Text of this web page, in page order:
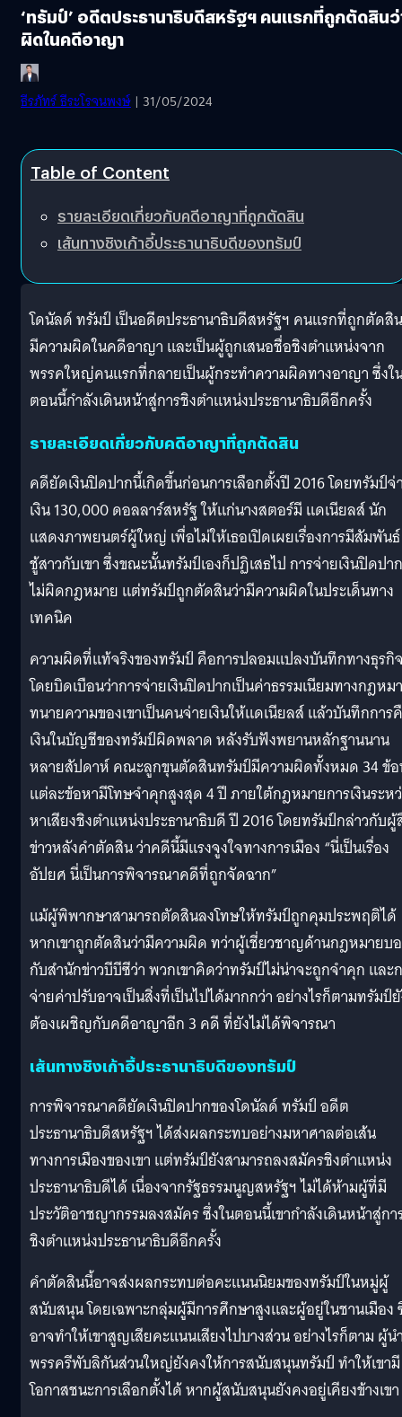
‘ทรัมป์’ อดีตประธานาธิบดีสหรัฐฯ คนแรกที่ถูกตัดสินว่
ผิดในคดีอาญา
ธีรภัทร์ ธีระโรจนพงษ์ | 31/05/2024
Table of Content
รายละเอียดเกี่ยวกับคดีอาญาที่ถูกตัดสิน
เส้นทางชิงเก้าอี้ประธานาธิบดีของทรัมป์
โดนัลด์ ทรัมป์ เป็นอดีตประธานาธิบดีสหรัฐฯ คนแรกที่ถูกตัดสิ
มีความผิดในคดีอาญา และเป็นผู้ถูกเสนอชื่อชิงตำแหน่งจาก
พรรคใหญ่คนแรกที่กลายเป็นผู้กระทำความผิดทางอาญา ซึ่งใ
ตอนนี้กำลังเดินหน้าสู่การชิงตำแหน่งประธานาธิบดีอีกครั้ง
รายละเอียดเกี่ยวกับคดีอาญาที่ถูกตัดสิน
คดียัดเงินปิดปากนี้เกิดขึ้นก่อนการเลือกตั้งปี 2016 โดยทรัมป์จ่
เงิน 130,000 ดอลลาร์สหรัฐ ให้แก่นางสตอร์มี แดเนียลส์ นัก
แสดงภาพยนตร์ผู้ใหญ่ เพื่อไม่ให้เธอเปิดเผยเรื่องการมีสัมพันธ์
ชู้สาวกับเขา ซึ่งขณะนั้นทรัมป์เองก็ปฏิเสธไป การจ่ายเงินปิดปาก
ไม่ผิดกฎหมาย แต่ทรัมป์ถูกตัดสินว่ามีความผิดในประเด็นทาง
เทคนิค
ความผิดที่แท้จริงของทรัมป์ คือการปลอมแปลงบันทึกทางธุรกิ
โดยบิดเบือนว่าการจ่ายเงินปิดปากเป็นค่าธรรมเนียมทางกฎหม
ทนายความของเขาเป็นคนจ่ายเงินให้แดเนียลส์ แล้วบันทึกการ
เงินในบัญชีของทรัมป์ผิดพลาด หลังรับฟังพยานหลักฐานนาน
หลายสัปดาห์ คณะลูกขุนตัดสินทรัมป์มีความผิดทั้งหมด 34 ข้
แต่ละข้อหามีโทษจำคุกสูงสุด 4 ปี ภายใต้กฎหมายการเงินระห
หาเสียงชิงตำแหน่งประธานาธิบดี ปี 2016 โดยทรัมป์กล่าวกับ
ข่าวหลังคำตัดสิน ว่าคดีนี้มีแรงจูงใจทางการเมือง “นี่เป็นเรื่อง
อัปยศ นี่เป็นการพิจารณาคดีที่ถูกจัดฉาก”
แม้ผู้พิพากษาสามารถตัดสินลงโทษให้ทรัมป์ถูกคุมประพฤติได้
หากเขาถูกตัดสินว่ามีความผิด ทว่าผู้เชี่ยวชาญด้านกฎหมายบ
กับสำนักข่าวบีบีซีว่า พวกเขาคิดว่าทรัมป์ไม่น่าจะถูกจำคุก และ
จ่ายค่าปรับอาจเป็นสิ่งที่เป็นไปได้มากกว่า อย่างไรก็ตามทรัมป์
ต้องเผชิญกับคดีอาญาอีก 3 คดี ที่ยังไม่ได้พิจารณา
เส้นทางชิงเก้าอี้ประธานาธิบดีของทรัมป์
การพิจารณาคดียัดเงินปิดปากของโดนัลด์ ทรัมป์ อดีต
ประธานาธิบดีสหรัฐฯ ได้ส่งผลกระทบอย่างมหาศาลต่อเส้น
ทางการเมืองของเขา แต่ทรัมป์ยังสามารถลงสมัครชิงตำแหน่ง
ประธานาธิบดีได้ เนื่องจากรัฐธรรมนูญสหรัฐฯ ไม่ได้ห้ามผู้ที่มี
ประวัติอาชญากรรมลงสมัคร ซึ่งในตอนนี้เขากำลังเดินหน้าสู่กา
ชิงตำแหน่งประธานาธิบดีอีกครั้ง
คำตัดสินนี้อาจส่งผลกระทบต่อคะแนนนิยมของทรัมป์ในหมู่ผู้
สนับสนุน โดยเฉพาะกลุ่มผู้มีการศึกษาสูงและผู้อยู่ในชานเมือง
อาจทำให้เขาสูญเสียคะแนนเสียงไปบางส่วน อย่างไรก็ตาม ผู้น
พรรครีพับลิกันส่วนใหญ่ยังคงให้การสนับสนุนทรัมป์ ทำให้เขามี
โอกาสชนะการเลือกตั้งได้ หากผู้สนับสนุนยังคงอยู่เคียงข้างเขา